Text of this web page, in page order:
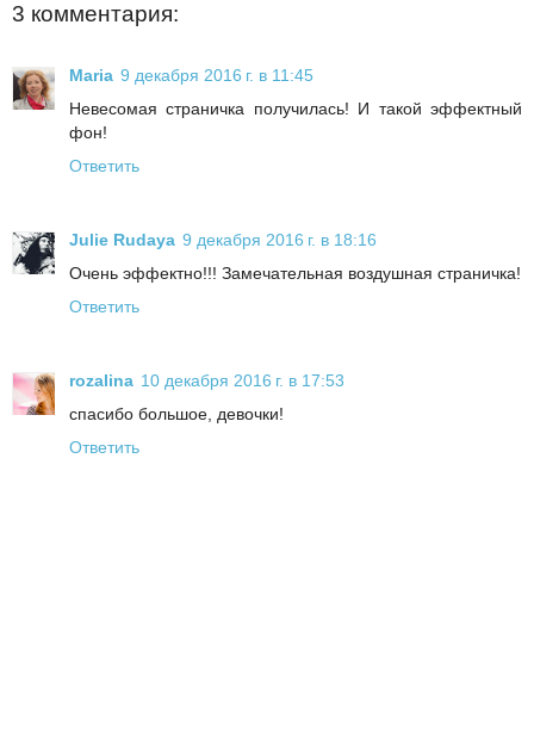
3 комментария:
Maria 9 декабря 2016 г. в 11:45
Невесомая страничка получилась! И такой эффектный
фон!
Ответить
Julie Rudaya 9 декабря 2016 г. в 18:16
Очень эффектно!!! Замечательная воздушная страничка!
Ответить
rozalina 10 декабря 2016 г. в 17:53
спасибо большое, девочки!
Ответить